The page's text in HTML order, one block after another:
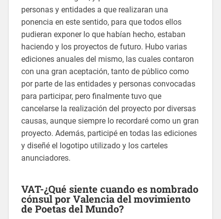
personas y entidades a que realizaran una
ponencia en este sentido, para que todos ellos
pudieran exponer lo que habían hecho, estaban
haciendo y los proyectos de futuro. Hubo varias
ediciones anuales del mismo, las cuales contaron
con una gran aceptación, tanto de público como
por parte de las entidades y personas convocadas
para participar, pero finalmente tuvo que
cancelarse la realización del proyecto por diversas
causas, aunque siempre lo recordaré como un gran
proyecto. Además, participé en todas las ediciones
y diseñé el logotipo utilizado y los carteles
anunciadores.
VAT-¿Qué siente cuando es nombrado
cónsul por Valencia del movimiento
de Poetas del Mundo?